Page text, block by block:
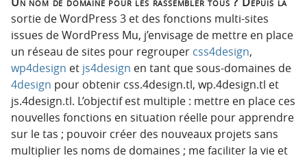
sortie de WordPress 3 et des fonctions multi-sites
issues de WordPress Mu, j’envisage de mettre en place
un réseau de sites pour regrouper css4design,
wp4design et js4design en tant que sous-domaines de
4design pour obtenir css.4design.tl, wp.4design.tl et
js.4design.tl. L’objectif est multiple : mettre en place ces
nouvelles fonctions en situation réelle pour apprendre
sur le tas ; pouvoir créer des nouveaux projets sans
multiplier les noms de domaines ; me faciliter la vie et